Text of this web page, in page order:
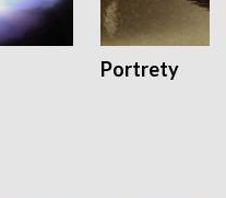
Portrety